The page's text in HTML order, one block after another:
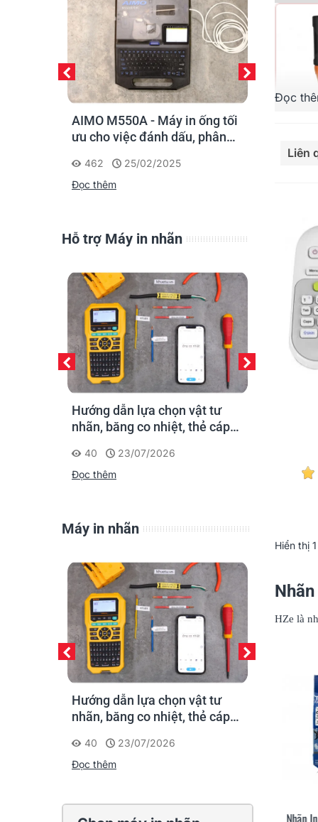
AIMO M550A - Máy in ống tối
ưu cho việc đánh dấu, phân
cáp mạng
462
25/02/2025
Đọc thêm
cầm tay
Hỗ trợ Máy in nhãn
Hướng dẫn lựa chọn vật tư
nhãn, băng co nhiệt, thẻ cáp
40
23/07/2026
Đọc thêm
Cách chọn
Máy in nhãn
Hướng dẫn lựa chọn vật tư
nhãn, băng co nhiệt, thẻ cáp
40
23/07/2026
Đọc thêm
Supvan
nhãn cầm
công:
cứu trọn
Xem Nhanh
PT-E310BT
Đọc
Liên
Hiển thị 1
HZe là
Xem Nhanh
Nhãn In HZe-111 (TZe-111, TZ2-
Nhãn